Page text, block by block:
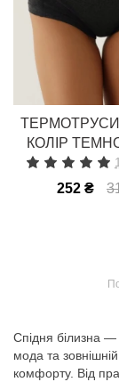
ТЕРМОТРУСИ
КОЛІР
252 ₴
Спідня білизна —
мода та
комфорту. Від